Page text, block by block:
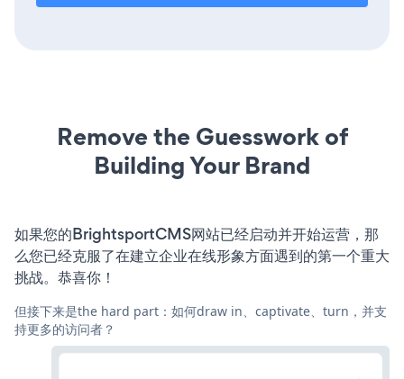
Remove the Guesswork of
Building Your Brand
如果您的BrightsportCMS网站已经启动并开始运营，那
么您已经克服了在建立企业在线形象方面遇到的第一个重大
挑战。恭喜你！
但接下来是the hard part：如何draw in、captivate、turn，并支
持更多的访问者？